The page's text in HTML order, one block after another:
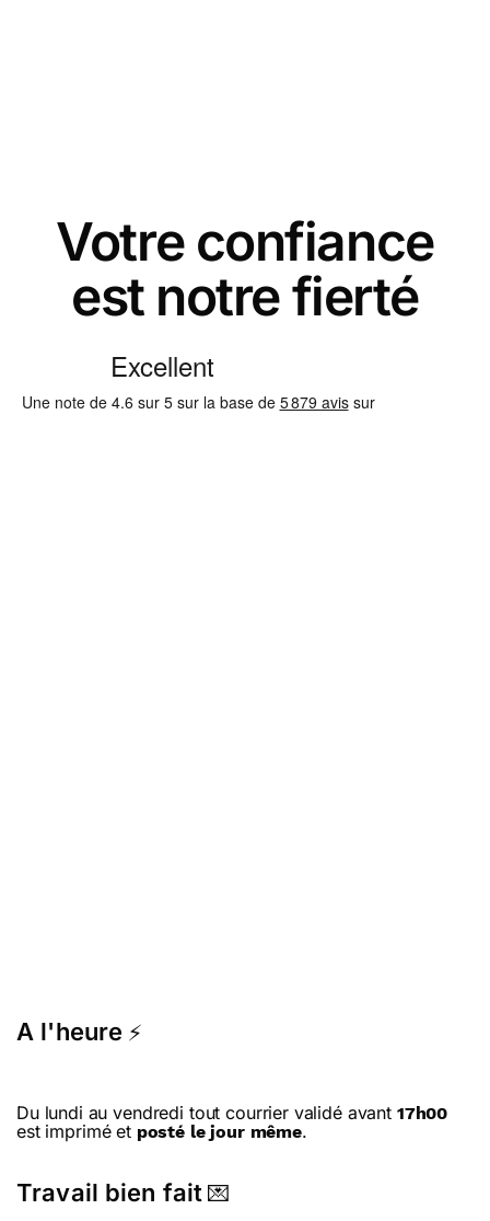
Votre confiance
est notre fierté
A l'heure ⚡
Du lundi au vendredi tout courrier validé avant 17h00
est imprimé et posté le jour même.
Travail bien fait 💌